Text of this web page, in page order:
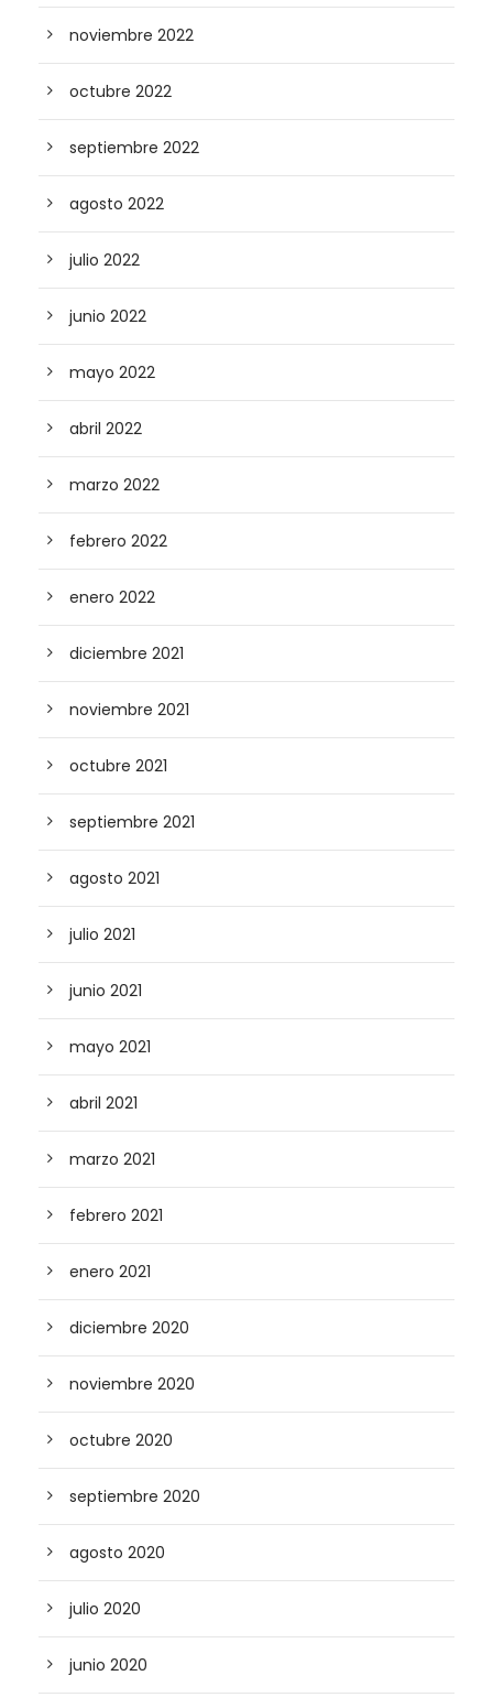
noviembre 2022
octubre 2022
septiembre 2022
agosto 2022
julio 2022
junio 2022
mayo 2022
abril 2022
marzo 2022
febrero 2022
enero 2022
diciembre 2021
noviembre 2021
octubre 2021
septiembre 2021
agosto 2021
julio 2021
junio 2021
mayo 2021
abril 2021
marzo 2021
febrero 2021
enero 2021
diciembre 2020
noviembre 2020
octubre 2020
septiembre 2020
agosto 2020
julio 2020
junio 2020